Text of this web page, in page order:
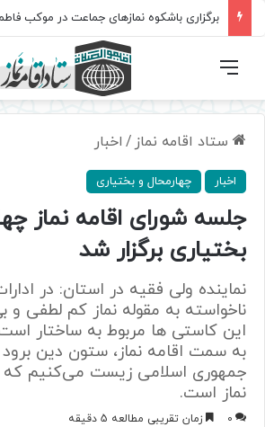
فهرست
ستاد اقامه نماز / اخبار
اخبار چهارمحال و بختیاری
جلسه شورای اقامه نماز
بختیاری برگزار شد
نماینده ولی فقیه در استان: در
ناخواسته به مقوله نماز کم‌ لطفی
این کاستی‌ ها مربوط به ساختار است
به سمت اقامه نماز، ستون دین برود
جمهوری اسلامی زیست می‌کنیم که
نماز است.
0 زمان تقریبی مطالعه 5 دقیقه